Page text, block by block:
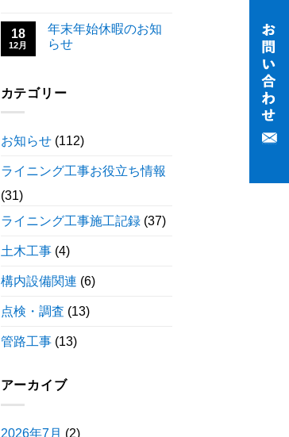
18
12月
年末年始休暇のお知
らせ
カテゴリー
お知らせ(112)
ライニング工事お役立ち情報
(31)
ライニング工事施工記録(37)
土木工事(4)
構内設備関連 (6)
点検・調査 (13)
管路工事(13)
アーカイブ
2026年7月 (2)